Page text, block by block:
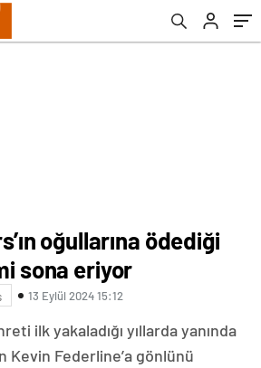
oğullarına ödediği
sona eriyor
13 Eylül 2024 15:12
ilk yakaladığı yıllarda yanında
Kevin Federline’a gönlünü